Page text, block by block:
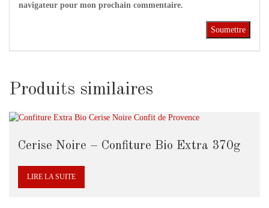
navigateur pour mon prochain commentaire.
Produits similaires
Cerise Noire – Confiture Bio Extra 370g
LIRE LA SUITE